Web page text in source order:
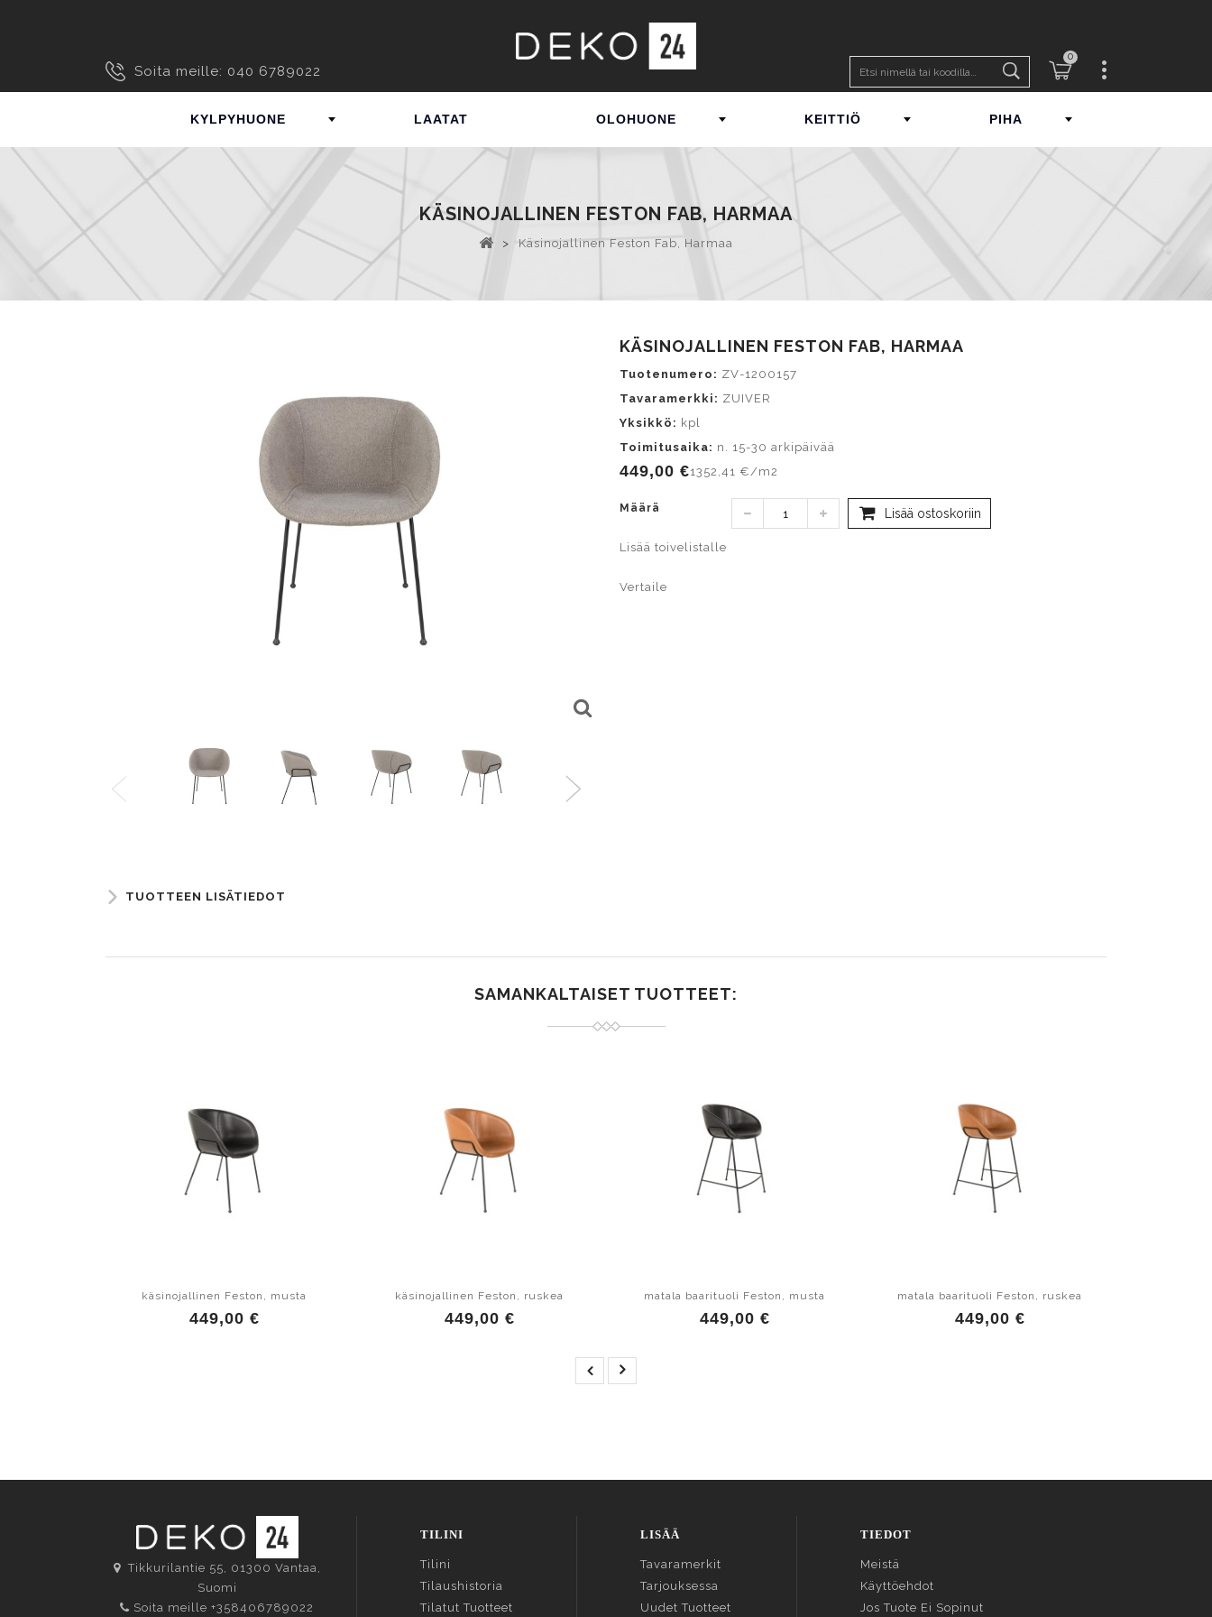
Soita meille: 040 6789022
0
KYLPYHUONE LAATAT OLOHUONE KEITTIÖ PIHA
KÄSINOJALLINEN FESTON FAB, HARMAA
> Käsinojallinen Feston Fab, Harmaa
KÄSINOJALLINEN FESTON FAB, HARMAA
Tuotenumero: ZV-1200157
Tavaramerkki: ZUIVER
Yksikkö: kpl
Toimitusaika: n. 15-30 arkipäivää
449,00 €1352,41 €/m2
Määrä Lisää ostoskoriin
Lisää toivelistalle
Vertaile
TUOTTEEN LISÄTIEDOT
SAMANKALTAISET TUOTTEET:
käsinojallinen Feston, musta
449,00 €
käsinojallinen Feston, ruskea
449,00 €
matala baarituoli Feston, musta
449,00 €
matala baarituoli Feston, ruskea
449,00 €
Tikkurilantie 55, 01300 Vantaa,
Suomi
Soita meille+358406789022
TILINI
Tilini
Tilaushistoria
Tilatut Tuotteet
LISÄÄ
Tavaramerkit
Tarjouksessa
Uudet Tuotteet
TIEDOT
Meistä
Käyttöehdot
Jos Tuote Ei Sopinut